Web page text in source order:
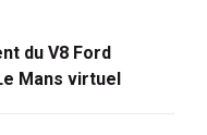
du V8 Ford
Mans virtuel